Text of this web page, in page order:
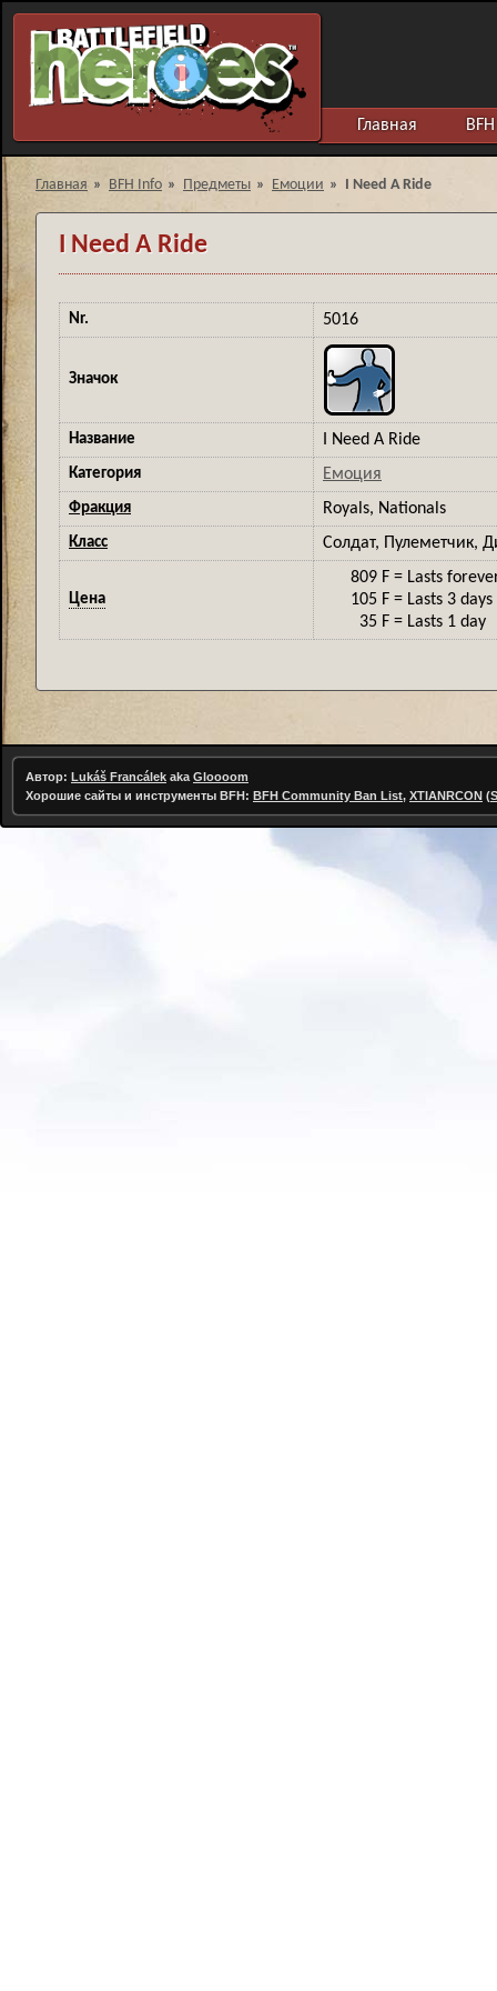
Главная
Главная » BFH Info » Предметы » Емоции » I Need A Ride
I Need A Ride
Nr. 5016
Значок
Название I Need A Ride
Категория Емоция
Фракция Royals, Nationals
Класс Солдат, Пулеметчик,
Цена
809 F = Lasts
105 F = Lasts 3 days
35 F = Lasts 1 day
Автор: Lukáš Francálek aka Gloooom
Хорошие сайты и инструменты BFH: BFH Community Ban List, XTIANRCON (